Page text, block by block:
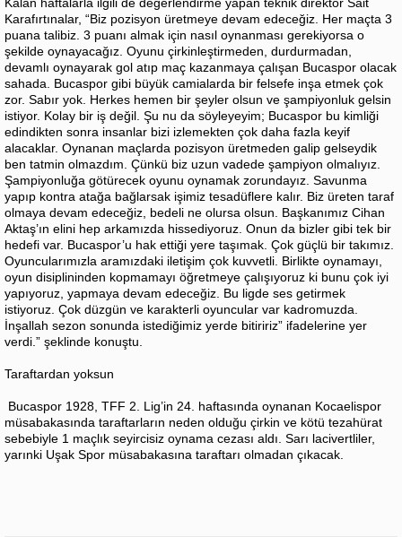
Karafırtınalar, “Biz pozisyon üretmeye devam edeceğiz. Her maçta 3
puana talibiz. 3 puanı almak için nasıl oynanması gerekiyorsa o
şekilde oynayacağız. Oyunu çirkinleştirmeden, durdurmadan,
devamlı oynayarak gol atıp maç kazanmaya çalışan Bucaspor olacak
sahada. Bucaspor gibi büyük camialarda bir felsefe inşa etmek çok
zor. Sabır yok. Herkes hemen bir şeyler olsun ve şampiyonluk gelsin
istiyor. Kolay bir iş değil. Şu nu da söyleyeyim; Bucaspor bu kimliği
edindikten sonra insanlar bizi izlemekten çok daha fazla keyif
alacaklar. Oynanan maçlarda pozisyon üretmeden galip gelseydik
ben tatmin olmazdım. Çünkü biz uzun vadede şampiyon olmalıyız.
Şampiyonluğa götürecek oyunu oynamak zorundayız. Savunma
yapıp kontra atağa bağlarsak işimiz tesadüflere kalır. Biz üreten taraf
olmaya devam edeceğiz, bedeli ne olursa olsun. Başkanımız Cihan
Aktaş’ın elini hep arkamızda hissediyoruz. Onun da bizler gibi tek bir
hedefi var. Bucaspor’u hak ettiği yere taşımak. Çok güçlü bir takımız.
Oyuncularımızla aramızdaki iletişim çok kuvvetli. Birlikte oynamayı,
oyun disiplininden kopmamayı öğretmeye çalışıyoruz ki bunu çok iyi
yapıyoruz, yapmaya devam edeceğiz. Bu ligde ses getirmek
istiyoruz. Çok düzgün ve karakterli oyuncular var kadromuzda.
İnşallah sezon sonunda istediğimiz yerde bitiririz” ifadelerine yer
verdi.” şeklinde konuştu.
Taraftardan yoksun
Bucaspor 1928, TFF 2. Lig’in 24. haftasında oynanan Kocaelispor
müsabakasında taraftarların neden olduğu çirkin ve kötü tezahürat
sebebiyle 1 maçlık seyircisiz oynama cezası aldı. Sarı lacivertliler,
yarınki Uşak Spor müsabakasına taraftarı olmadan çıkacak.